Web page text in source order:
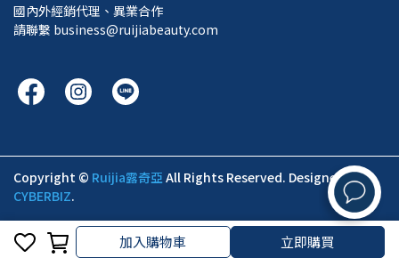
加入購物車 立即購買
國內外經銷代理、異業合作
請聯繫 business@ruijiabeauty.com
Copyright © Ruijia露奇亞 All Rights Reserved. Designed by
CYBERBIZ.